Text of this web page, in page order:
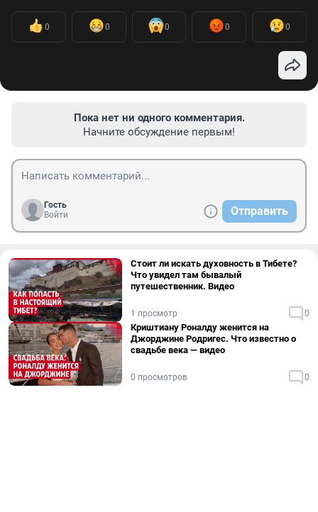
0 0 0 0 0
Пока нет ни одного комментария.
Начните обсуждение первым!
Гость
Войти
Отправить
Стоит ли искать духовность в Тибете?
Что увидел там бывалый
путешественник. Видео
1 просмотр 0
Криштиану Роналду женится на
Джорджине Родригес. Что известно о
свадьбе века — видео
0 просмотров 0